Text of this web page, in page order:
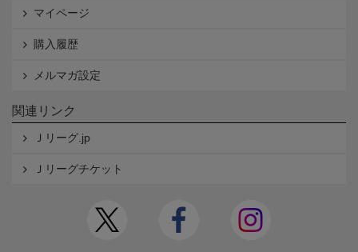
マイページ
購入履歴
メルマガ設定
関連リンク
Ｊリーグ.jp
Ｊリーグチケット